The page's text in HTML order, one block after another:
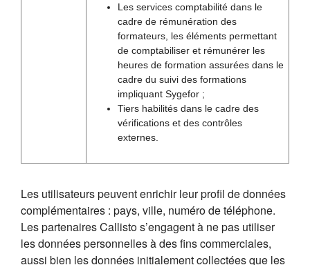
Les services comptabilité dans le
cadre de rémunération des
formateurs, les éléments permettant
de comptabiliser et rémunérer les
heures de formation assurées dans le
cadre du suivi des formations
impliquant Sygefor ;
Tiers habilités dans le cadre des
vérifications et des contrôles
externes.
Les utilisateurs peuvent enrichir leur profil de données
complémentaires : pays, ville, numéro de téléphone.
Les partenaires Callisto s’engagent à ne pas utiliser
les données personnelles à des fins commerciales,
aussi bien les données initialement collectées que les